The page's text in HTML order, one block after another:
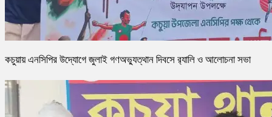
কচুয়ায় এনসিপির উদ্যোগে জুলাই গণঅভ্যুত্থান দিবসে র‌্যালি ও আলোচনা সভা